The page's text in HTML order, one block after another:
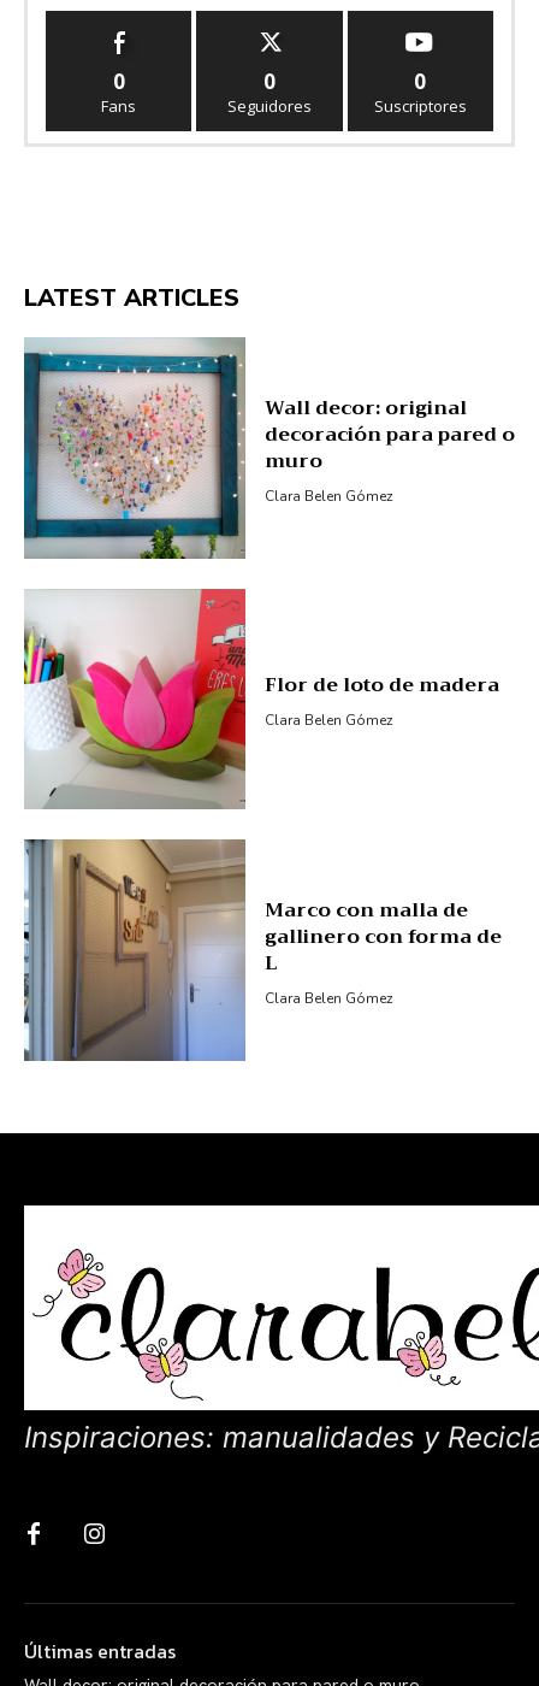
0
Fans
0
Seguidores
0
Suscriptores
LATEST ARTICLES
Wall decor: original
decoración para pared o
muro
Clara Belen Gómez
Flor de loto de madera
Clara Belen Gómez
Marco con malla de
gallinero con forma de
L
Clara Belen Gómez
Inspiraciones: manualidades y
Últimas entradas